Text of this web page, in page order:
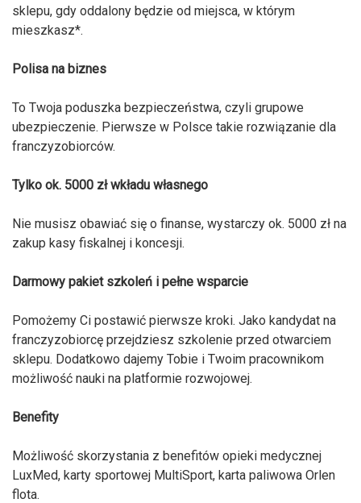
sklepu, gdy oddalony będzie od miejsca, w którym
mieszkasz*.
Polisa na biznes
To Twoja poduszka bezpieczeństwa, czyli grupowe
ubezpieczenie. Pierwsze w Polsce takie rozwiązanie dla
franczyzobiorców.
Tylko ok. 5000 zł wkładu własnego
Nie musisz obawiać się o finanse, wystarczy ok. 5000 zł na
zakup kasy fiskalnej i koncesji.
Darmowy pakiet szkoleń i pełne wsparcie
Pomożemy Ci postawić pierwsze kroki. Jako kandydat na
franczyzobiorcę przejdziesz szkolenie przed otwarciem
sklepu. Dodatkowo dajemy Tobie i Twoim pracownikom
możliwość nauki na platformie rozwojowej.
Benefity
Możliwość skorzystania z benefitów opieki medycznej
LuxMed, karty sportowej MultiSport, karta paliwowa Orlen
flota.